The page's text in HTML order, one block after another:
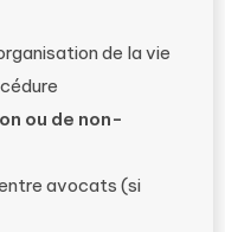
de la vie
ou de non-
avocats (si